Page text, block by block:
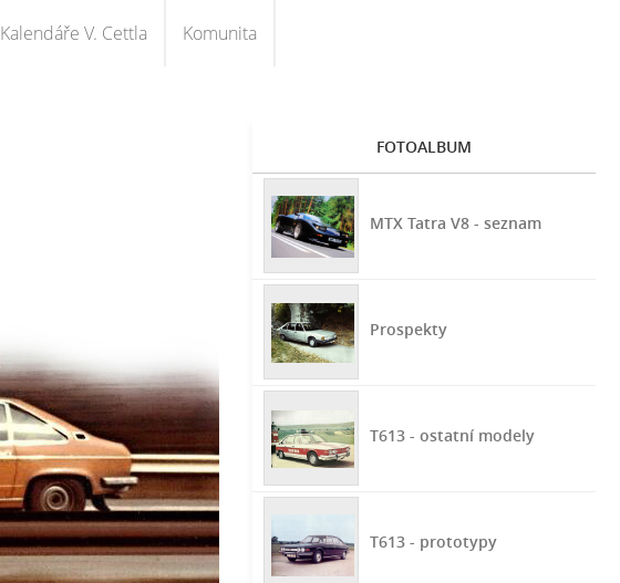
Kalendáře V. Cettla Komunita
FOTOALBUM
MTX Tatra V8 - seznam
Prospekty
T613 - ostatní modely
T613 - prototypy